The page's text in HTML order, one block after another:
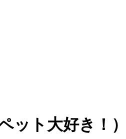
ット大好き！）